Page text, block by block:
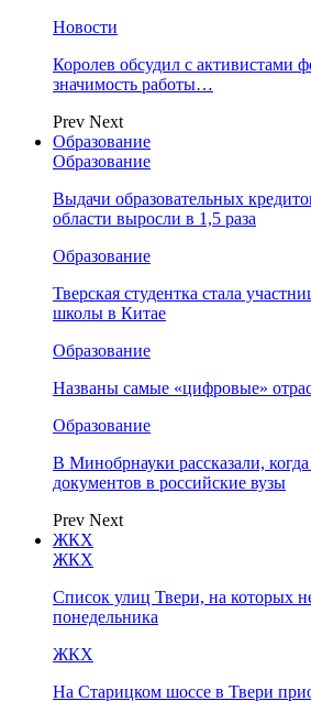
Новости
Королев обсудил с активистами
значимость работы…
Prev Next
Образование
Образование
Выдачи образовательных
области выросли в 1,5 раза
Образование
Тверская студентка стала
школы в Китае
Образование
Названы самые «цифровые»
Образование
В Минобрнауки рассказали,
документов в российские вузы
Prev Next
ЖКХ
ЖКХ
Список улиц Твери, на которых
понедельника
ЖКХ
На Старицком шоссе в Твери